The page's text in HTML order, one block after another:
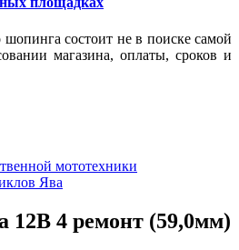
шопинга состоит не в поиске самой
магазина, оплаты, сроков и
мототехники
Ява
12В 4 ремонт (59,0мм)